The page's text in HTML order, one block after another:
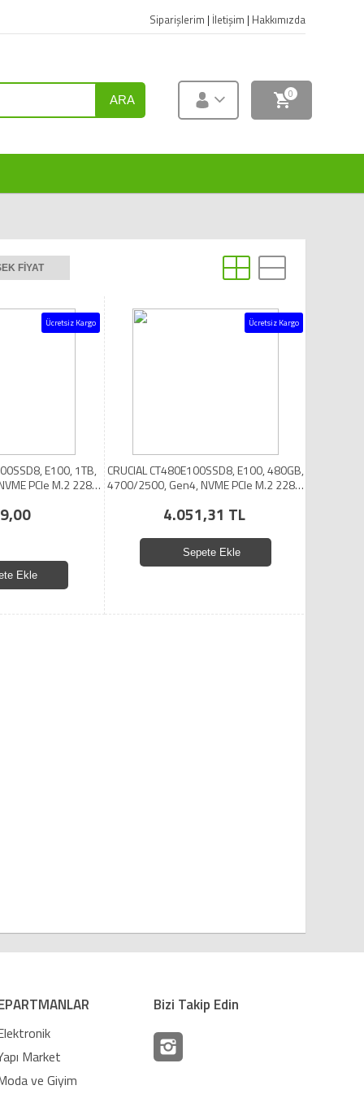
Siparişlerim | İletişim | Hakkımızda
ARA 0
FIYAT
Ücretsiz Kargo
E100, 1TB,
PCIe M.2 2280,
Ekle
Ücretsiz Kargo
CRUCIAL CT480E100SSD8, E100, 480GB,
4700/2500, Gen4, NVME PCIe M.2 2280,
4.051,31 TL
Sepete Ekle
Market
ve Giyim
Bizi Takip Edin